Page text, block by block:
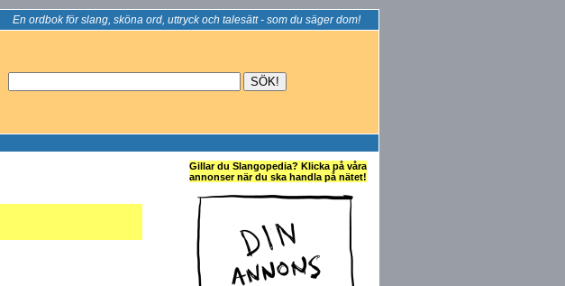
En ordbok för slang, sköna ord, uttryck och talesätt - som du säger dom!
Gillar du Slangopedia? Klicka på våra
annonser när du ska handla på nätet!